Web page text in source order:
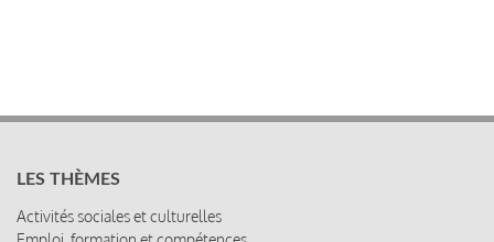
LES THÈMES
Activités sociales et culturelles